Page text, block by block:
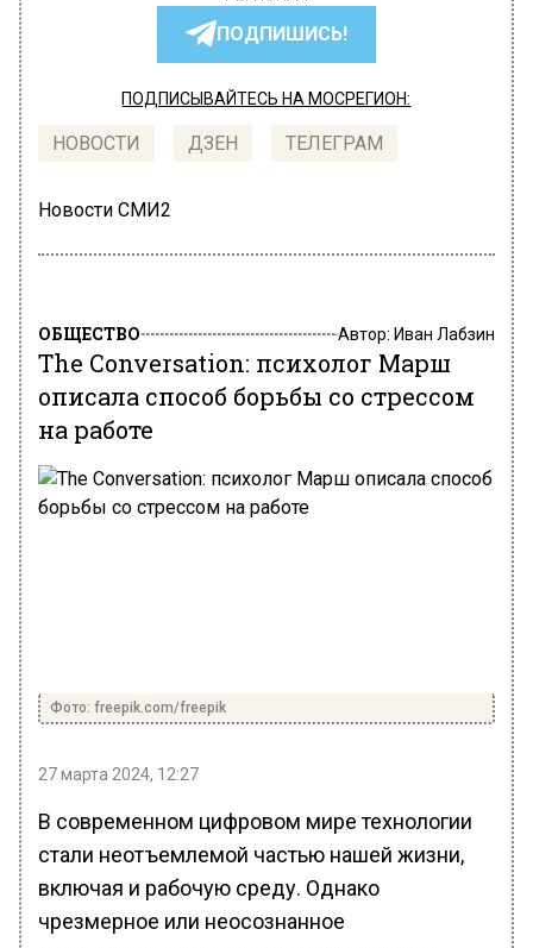
ПОДПИШИСЬ!
ПОДПИСЫВАЙТЕСЬ НА МОСРЕГИОН:
НОВОСТИ ДЗЕН ТЕЛЕГРАМ
Новости СМИ2
ОБЩЕСТВО Автор: Иван Лабзин
The Conversation: психолог Марш
описала способ борьбы со стрессом
на работе
Фото: freepik.com/freepik
27 марта 2024, 12:27
В современном цифровом мире технологии
стали неотъемлемой частью нашей жизни,
включая и рабочую среду. Однако
чрезмерное или неосознанное